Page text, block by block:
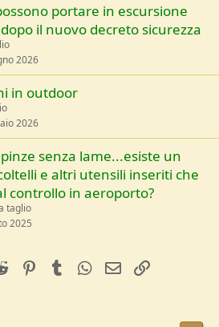
portare in escursione
il nuovo decreto sicurezza
2026
in outdoor
2026
pinze senza lame...esiste un
e altri utensili inseriti che
controllo in aeroporto?
taglio
2025
Reddit PinterestTumblrWhatsApp
e-mail